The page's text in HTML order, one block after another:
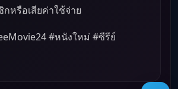
หรือเสียค่าใช้จ่าย
#หนังใหม่ #ซีรีย์